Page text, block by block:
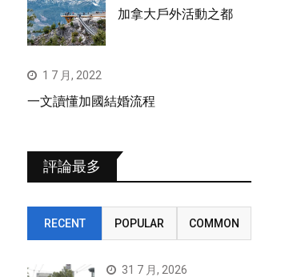
加拿大戶外活動之都
1 7 月, 2022
一文讀懂加國結婚流程
評論最多
RECENT POPULAR COMMON
31 7 月, 2026